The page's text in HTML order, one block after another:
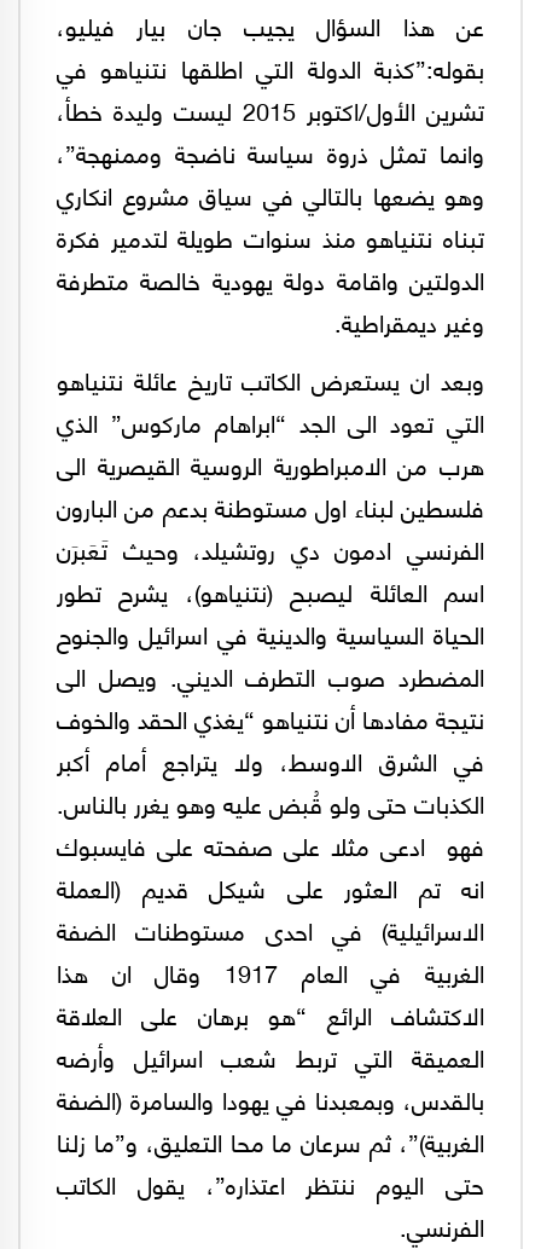
عن هذا السؤال يجيب جان بيار فيليو،
بقوله:”كذبة الدولة التي اطلقها نتنياهو في
تشرين الأول/اكتوبر 2015 ليست وليدة خطأ،
وانما تمثل ذروة سياسة ناضجة وممنهجة”،
وهو يضعها بالتالي في سياق مشروع انكاري
تبناه نتنياهو منذ سنوات طويلة لتدمير فكرة
الدولتين واقامة دولة يهودية خالصة متطرفة
وغير ديمقراطية.
وبعد ان يستعرض الكاتب تاريخ عائلة نتنياهو
التي تعود الى الجد “ابراهام ماركوس” الذي
هرب من الامبراطورية الروسية القيصرية الى
فلسطين لبناء اول مستوطنة بدعم من البارون
الفرنسي ادمون دي روتشيلد، وحيث تَعَبرَن
اسم العائلة ليصبح (نتنياهو)، يشرح تطور
الحياة السياسية والدينية في اسرائيل والجنوح
المضطرد صوب التطرف الديني. ويصل الى
نتيجة مفادها أن نتنياهو “يغذي الحقد والخوف
في الشرق الاوسط، ولا يتراجع أمام أكبر
الكذبات حتى ولو قُبض عليه وهو يغرر بالناس.
فهو ادعى مثلا على صفحته على فايسبوك
انه تم العثور على شيكل قديم (العملة
الاسرائيلية) في احدى مستوطنات الضفة
الغربية في العام 1917 وقال ان هذا
الاكتشاف الرائع “هو برهان على العلاقة
العميقة التي تربط شعب اسرائيل وأرضه
بالقدس، وبمعبدنا في يهودا والسامرة (الضفة
الغربية)”، ثم سرعان ما محا التعليق، و”ما زلنا
حتى اليوم ننتظر اعتذاره”، يقول الكاتب
الفرنسي.